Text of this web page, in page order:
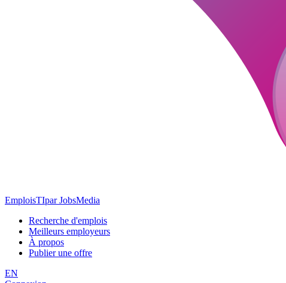
EmploisTIpar JobsMedia
Recherche d'emplois
Meilleurs employeurs
À propos
Publier une offre
EN